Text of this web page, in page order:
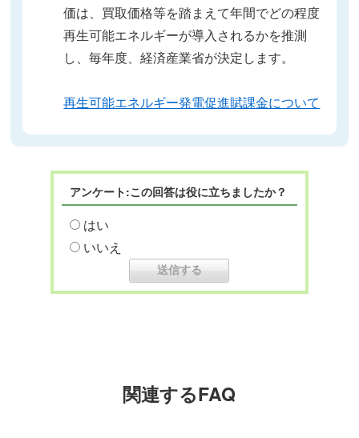
価は、買取価格等を踏まえて年間でどの程度
再生可能エネルギーが導入されるかを推測
し、毎年度、経済産業省が決定します。
再生可能エネルギー発電促進賦課金について
アンケート:この回答は役に立ちましたか？
はい
いいえ
関連するFAQ